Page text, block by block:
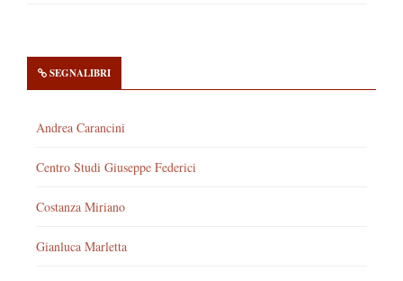
SEGNALIBRI
Andrea Carancini
Centro Studi Giuseppe Federici
Costanza Miriano
Gianluca Marletta